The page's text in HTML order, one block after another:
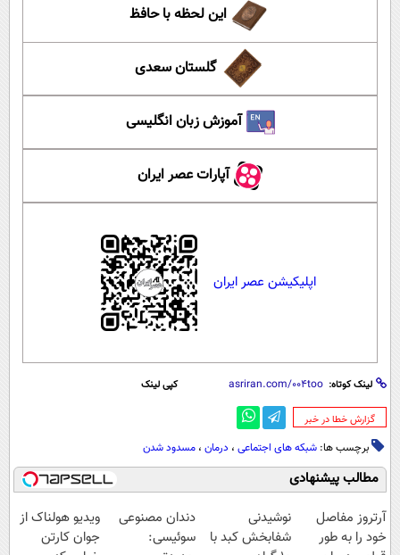
این لحظه با حافظ
گلستان سعدی
آموزش زبان انگلیسی
آپارات عصر ایران
اپلیکیشن عصر ایران
لینک کوتاه: کپی لینک
‌گزارش خطا در خبر
برچسب ها: شبکه های اجتماعی ، درمان ، مسدود شدن
مطالب پیشنهادی
آرتروز مفاصل
خود را به طور
نوشیدنی
شفابخش کبد با
دندان مصنوعی
سوئیسی:
ویدیو هولناک از
جوان کارتن